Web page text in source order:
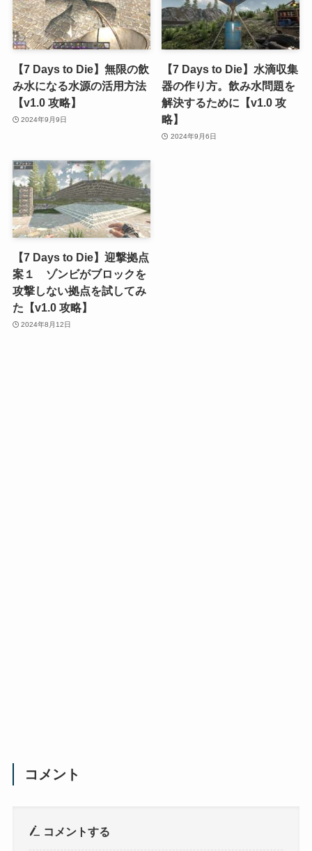
【7 Days to Die】無限の飲
み水になる水源の活用方法
【v1.0 攻略】
2024年9月9日
【7 Days to Die】水滴収集
器の作り方。飲み水問題を
解決するために【v1.0 攻
略】
2024年9月6日
【7 Days to Die】迎撃拠点
案１ ゾンビがブロックを
攻撃しない拠点を試してみ
た【v1.0 攻略】
2024年8月12日
コメント
コメントする